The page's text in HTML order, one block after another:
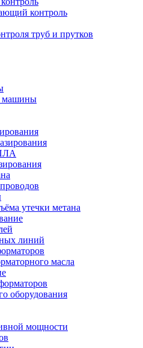
контроль
труб и прутков
машины
утечки метана
линий
масла
оборудования
мощности